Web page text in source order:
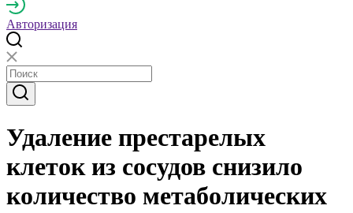
Авторизация
Удаление престарелых
клеток из сосудов снизило
количество метаболических